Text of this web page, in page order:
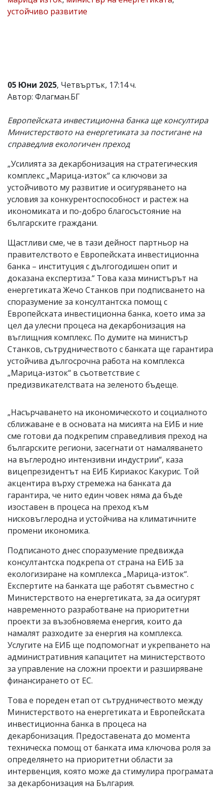
Коментарите
редакцията
не
носи
за
тях!
Ако
откриете
за
вас
коментар,
моля
сигнализирайте
ни!
устойчиво развитие
05 Юни 2025, Четвъртък, 17:14 ч.
Автор: Флагман.БГ
Европейската инвестиционна банка ще консултира
Министерството на енергетиката за постигане на
справедлив екологичен преход
„Усилията за декарбонизация на стратегическия
комплекс „Марица-изток“ са ключови за
устойчивото му развитие и осигуряването на
условия за конкурентоспособност и растеж на
икономиката и по-добро благосъстояние на
българските граждани.
Щастливи сме, че в тази дейност партньор на
правителството е Европейската инвестиционна
банка – институция с дългогодишен опит и
доказана експертиза.“ Това каза министърът на
енергетиката Жечо Станков при подписването на
споразумение за консултантска помощ с
Европейската инвестиционна банка, което има за
цел да улесни процеса на декарбонизация на
въглищния комплекс. По думите на министър
Станков, сътрудничеството с банката ще гарантира
устойчива дългосрочна работа на комплекса
„Марица-изток“ в съответствие с
предизвикателствата на зеленото бъдеще.
„Насърчаването на икономическото и социалното
сближаване е в основата на мисията на ЕИБ и ние
сме готови да подкрепим справедливия преход на
българските региони, засегнати от намаляването
на въглеродно интензивни индустрии“, каза
вицепрезидентът на ЕИБ Кириакос Какурис. Той
акцентира върху стремежа на банката да
гарантира, че нито един човек няма да бъде
изоставен в процеса на преход към
нисковъглеродна и устойчива на климатичните
промени икономика.
Подписаното днес споразумение предвижда
консултантска подкрепа от страна на ЕИБ за
екологизиране на комплекса „Марица-изток“.
Експертите на банката ще работят съвместно с
Министерството на енергетиката, за да осигурят
навременното разработване на приоритетни
проекти за възобновяема енергия, които да
намалят разходите за енергия на комплекса.
Услугите на ЕИБ ще подпомогнат и укрепването на
административния капацитет на министерството
за управление на сложни проекти и разширяване
финансирането от ЕС.
Това е пореден етап от сътрудничеството между
Министерството на енергетиката и Европейската
инвестиционна банка в процеса на
декарбонизация. Предоставената до момента
техническа помощ от банката има ключова роля за
определянето на приоритетни области за
интервенция, която може да стимулира програмата
за декарбонизация на България.